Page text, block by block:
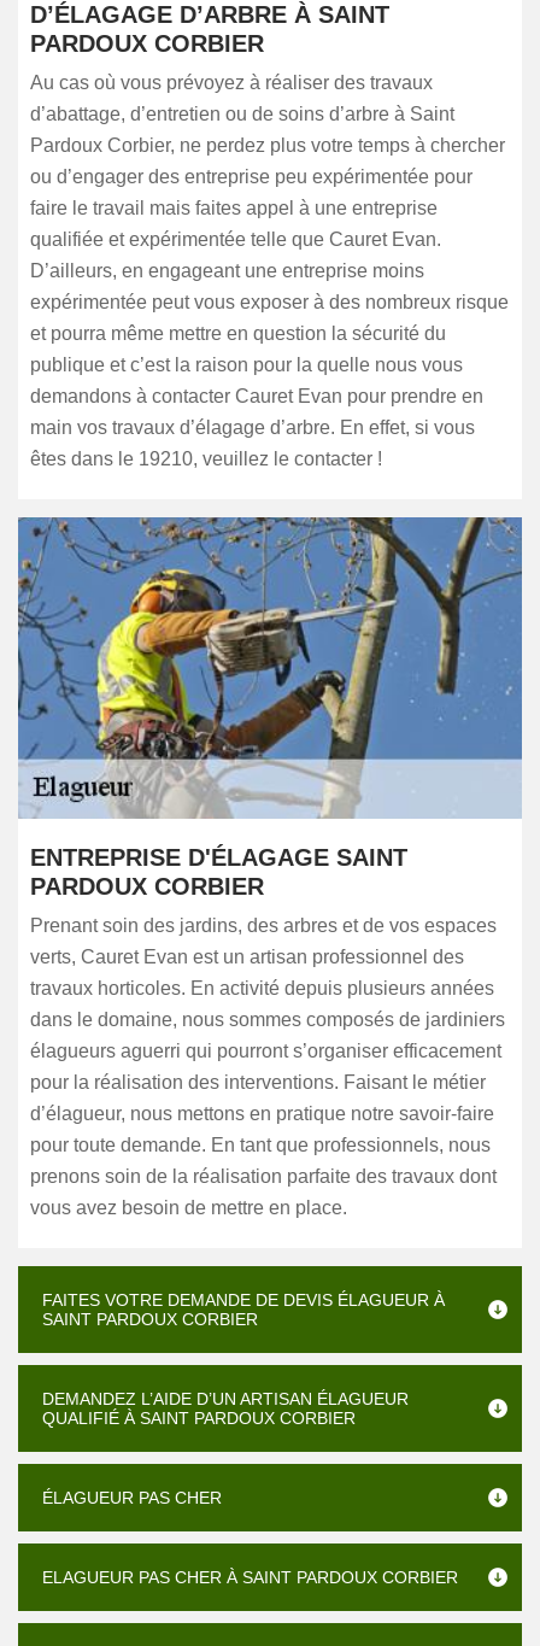
D’ÉLAGAGE D’ARBRE À SAINT
PARDOUX CORBIER
Au cas où vous prévoyez à réaliser des travaux
d’abattage, d’entretien ou de soins d’arbre à Saint
Pardoux Corbier, ne perdez plus votre temps à chercher
ou d’engager des entreprise peu expérimentée pour
faire le travail mais faites appel à une entreprise
qualifiée et expérimentée telle que Cauret Evan.
D’ailleurs, en engageant une entreprise moins
expérimentée peut vous exposer à des nombreux risque
et pourra même mettre en question la sécurité du
publique et c’est la raison pour la quelle nous vous
demandons à contacter Cauret Evan pour prendre en
main vos travaux d’élagage d’arbre. En effet, si vous
êtes dans le 19210, veuillez le contacter !
ENTREPRISE D'ÉLAGAGE SAINT
PARDOUX CORBIER
Prenant soin des jardins, des arbres et de vos espaces
verts, Cauret Evan est un artisan professionnel des
travaux horticoles. En activité depuis plusieurs années
dans le domaine, nous sommes composés de jardiniers
élagueurs aguerri qui pourront s’organiser efficacement
pour la réalisation des interventions. Faisant le métier
d’élagueur, nous mettons en pratique notre savoir-faire
pour toute demande. En tant que professionnels, nous
prenons soin de la réalisation parfaite des travaux dont
vous avez besoin de mettre en place.
FAITES VOTRE DEMANDE DE DEVIS ÉLAGUEUR À
SAINT PARDOUX CORBIER
DEMANDEZ L’AIDE D’UN ARTISAN ÉLAGUEUR
QUALIFIÉ À SAINT PARDOUX CORBIER
ÉLAGUEUR PAS CHER
ELAGUEUR PAS CHER À SAINT PARDOUX CORBIER